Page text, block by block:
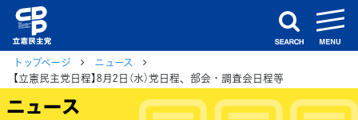
search
トップページ
ニュース
【立憲民主党日程】8月2日（水）党日程、部会・調査会日程等
ニュース